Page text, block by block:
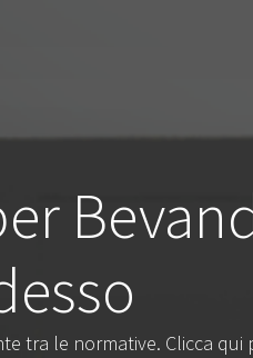
tra le normative. Clicca